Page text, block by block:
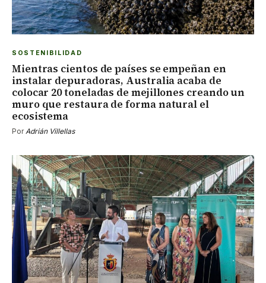
SOSTENIBILIDAD
Mientras cientos de países se empeñan en
instalar depuradoras, Australia acaba de
colocar 20 toneladas de mejillones creando un
muro que restaura de forma natural el
ecosistema
Por Adrián Villellas